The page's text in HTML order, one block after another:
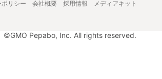
リシー 会社概要 採用情報 メディアキット
©GMO Pepabo, Inc. All rights reserved.